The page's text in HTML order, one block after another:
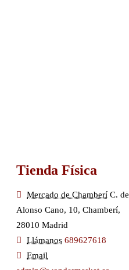
Tienda Física
Mercado de Chamberí C. de
Alonso Cano, 10, Chamberí,
28010 Madrid
Llámanos 689627618
Email